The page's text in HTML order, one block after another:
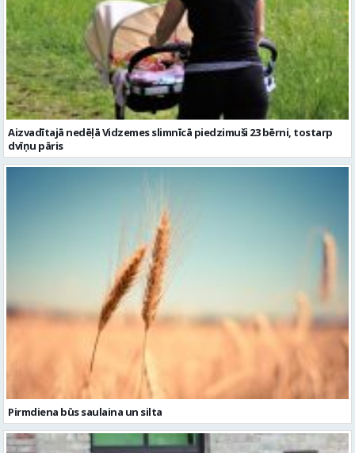
Aizvadītajā nedēļā Vidzemes slimnīcā piedzimuši 23 bērni, tostarp
dvīņu pāris
Pirmdiena būs saulaina un silta